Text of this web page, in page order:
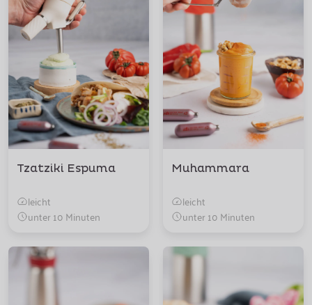
Tzatziki Espuma
leicht
unter 10 Minuten
Muhammara
leicht
unter 10 Minuten